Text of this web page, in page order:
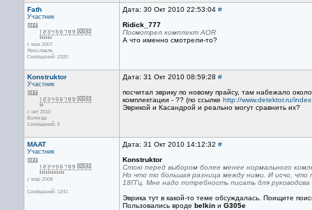
Fath
Участник
с мая 2007
Ярославль
Сообщений: 2320
Дата: 30 Окт 2010 22:53:04 #
Ridick_777
Посмотрел комплект AOR
А что именно смотрели-то?
Konstruktor
Участник
с окт 2010
Вологда
Сообщений: 9
Дата: 31 Окт 2010 08:59:28 #
посчитал эврику по новому прайсу, там набежало
комплектации - ?? (по ссылке http://www.detektor.ru/
Эврикой и Касандрой и реально могут сравнить их?
MAAT
Участник
с мар 2008
.
Сообщений: 1241
Дата: 31 Окт 2010 14:12:32 #
Konstruktor
Стою перед выбором более менее нормального
Но что то большая разница между ними. И исчо, что
18ГГц. Мне надо потребность писать для
Эврика тут в какой-то теме обсуждалась. Поищите
Пользовались вроде belkin и G305e